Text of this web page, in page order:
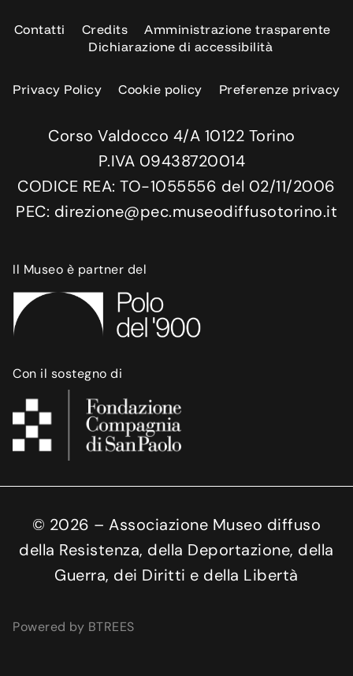
Contatti Credits
Amministrazione trasparente
Dichiarazione di accessibilità
Privacy Policy Cookie policy Preferenze privacy
Corso Valdocco 4/A 10122 Torino
P.IVA 09438720014
CODICE REA: TO-1055556 del 02/11/2006
PEC: direzione@pec.museodiffusotorino.it
Il Museo è partner del
Con il sostegno di
© 2026 – Associazione Museo diffuso
della Resistenza, della Deportazione, della
Guerra, dei Diritti e della Libertà
Powered by BTREES